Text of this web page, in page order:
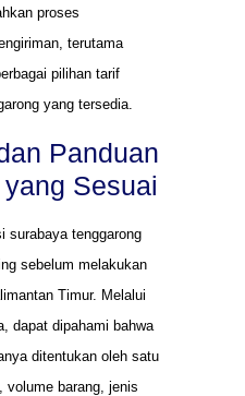
proses
terutama
pilihan tarif
yang tersedia.
Panduan
Sesuai
surabaya tenggarong
sebelum melakukan
Timur. Melalui
dapat dipahami bahwa
ditentukan oleh satu
volume barang, jenis